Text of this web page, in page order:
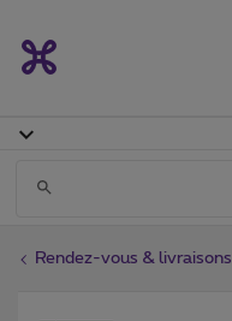
Rendez-vous & livraisons